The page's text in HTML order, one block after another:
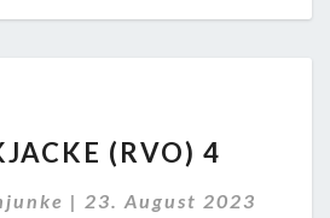
(RVO)(RVO) 4
| 23. August 2023